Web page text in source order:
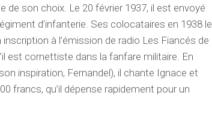
de son choix. Le 20 février 1937, il est envoyé
d’infanterie. Ses colocataires en 1938 le
à l’émission de radio Les Fiancés de
est cornettiste dans la fanfare militaire. En
inspiration, Fernandel), il chante Ignace et
francs, qu’il dépense rapidement pour un